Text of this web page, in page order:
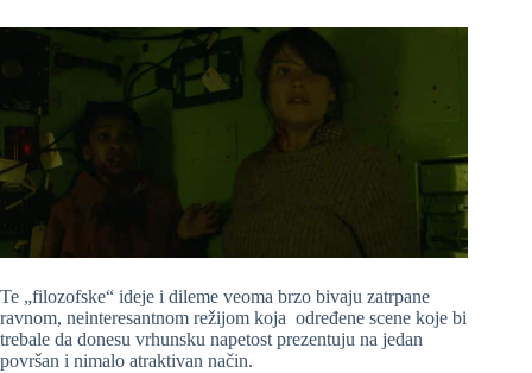
Te „filozofske“ ideje i dileme veoma brzo bivaju zatrpane
ravnom, neinteresantnom režijom koja određene scene koje bi
trebale da donesu vrhunsku napetost prezentuju na jedan
površan i nimalo atraktivan način.